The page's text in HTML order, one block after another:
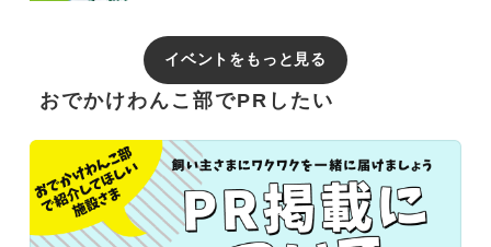
イベントをもっと見る
おでかけわんこ部でPRしたい